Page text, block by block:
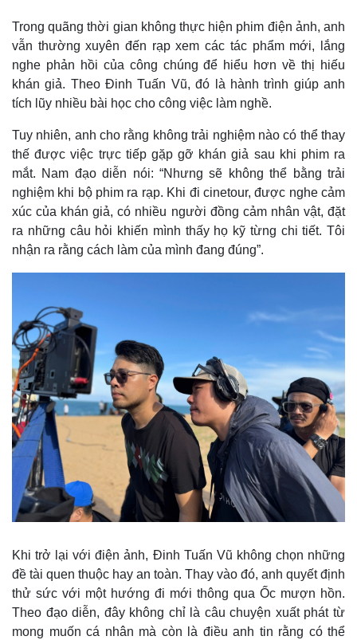
Quan sát
Cuộc sống đó đây
Hồ sơ
Infographic
Trong quãng thời gian không thực hiện phim điện ảnh, anh
vẫn thường xuyên đến rạp xem các tác phẩm mới, lắng
nghe phản hồi của công chúng để hiểu hơn về thị hiếu
khán giả. Theo Đinh Tuấn Vũ, đó là hành trình giúp anh
tích lũy nhiều bài học cho công việc làm nghề.
Tuy nhiên, anh cho rằng không trải nghiệm nào có thể thay
thế được việc trực tiếp gặp gỡ khán giả sau khi phim ra
mắt. Nam đạo diễn nói: “Nhưng sẽ không thể bằng trải
nghiệm khi bộ phim ra rạp. Khi đi cinetour, được nghe cảm
xúc của khán giả, có nhiều người đồng cảm nhân vật, đặt
ra những câu hỏi khiến mình thấy họ kỹ từng chi tiết. Tôi
nhận ra rằng cách làm của mình đang đúng”.
Khi trở lại với điện ảnh, Đinh Tuấn Vũ không chọn những
đề tài quen thuộc hay an toàn. Thay vào đó, anh quyết định
thử sức với một hướng đi mới thông qua Ốc mượn hồn.
Theo đạo diễn, đây không chỉ là câu chuyện xuất phát từ
mong muốn cá nhân mà còn là điều anh tin rằng có thể